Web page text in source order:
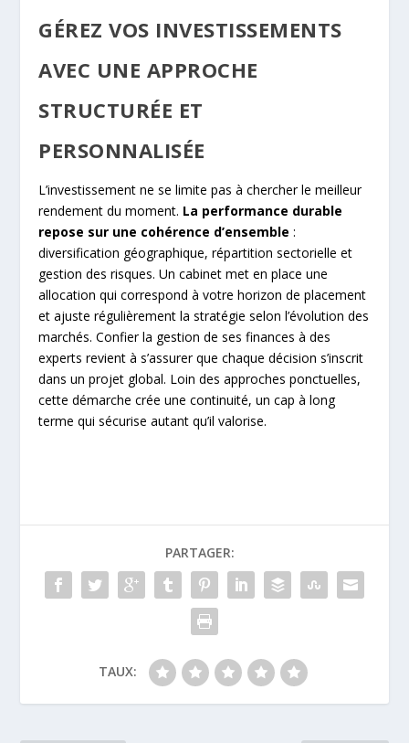
GÉREZ VOS INVESTISSEMENTS
AVEC UNE APPROCHE
STRUCTURÉE ET
PERSONNALISÉE
L’investissement ne se limite pas à chercher le meilleur
rendement du moment. La performance durable
repose sur une cohérence d’ensemble :
diversification géographique, répartition sectorielle et
gestion des risques. Un cabinet met en place une
allocation qui correspond à votre horizon de placement
et ajuste régulièrement la stratégie selon l’évolution des
marchés. Confier la gestion de ses finances à des
experts revient à s’assurer que chaque décision s’inscrit
dans un projet global. Loin des approches ponctuelles,
cette démarche crée une continuité, un cap à long
terme qui sécurise autant qu’il valorise.
PARTAGER:
TAUX: